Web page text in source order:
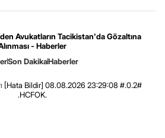
Avukatların Tacikistan'da Gözaltına
- Haberler
Son DakikaHaberler
[Hata Bildir] 08.08.2026 23:29:08 #.0.2#
.HCFOK.